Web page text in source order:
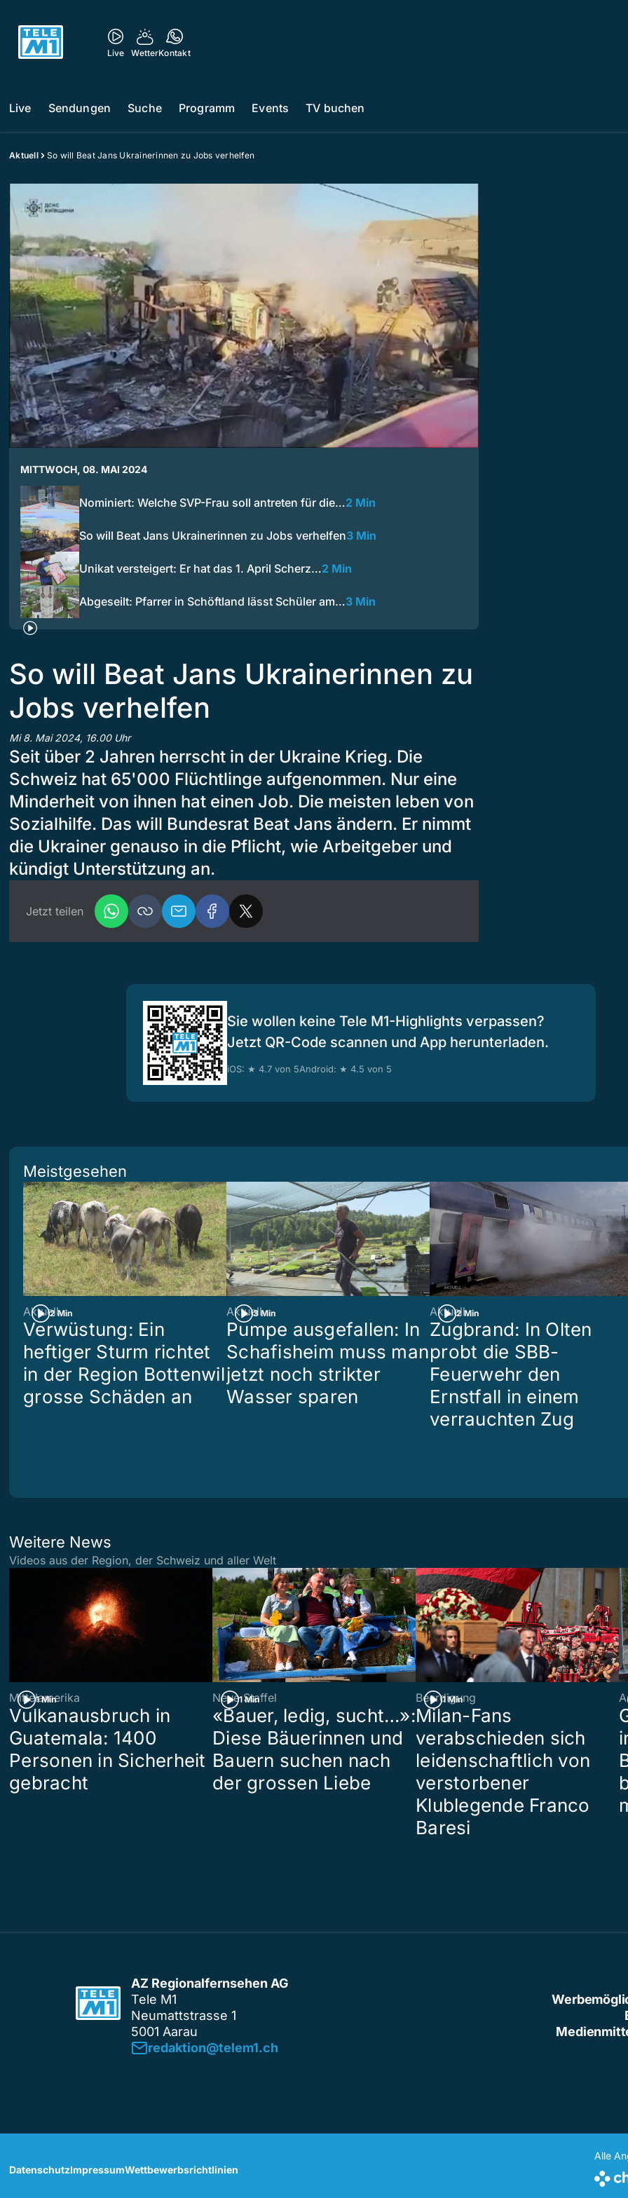
Live WetterKontakt
Live Sendungen Suche Programm Events TV buchen
Aktuell So will Beat Jans Ukrainerinnen zu Jobs verhelfen
MITTWOCH, 08. MAI 2024
Nominiert: Welche SVP-Frau soll antreten für die…2 Min
So will Beat Jans Ukrainerinnen zu Jobs verhelfen3 Min
Unikat versteigert: Er hat das 1. April Scherz…2 Min
Abgeseilt: Pfarrer in Schöftland lässt Schüler am…3 Min
So will Beat Jans Ukrainerinnen zu
Jobs verhelfen
Mi 8. Mai 2024, 16.00 Uhr
Seit über 2 Jahren herrscht in der Ukraine Krieg. Die
Schweiz hat 65'000 Flüchtlinge aufgenommen. Nur eine
Minderheit von ihnen hat einen Job. Die meisten leben von
Sozialhilfe. Das will Bundesrat Beat Jans ändern. Er nimmt
die Ukrainer genauso in die Pflicht, wie Arbeitgeber und
kündigt Unterstützung an.
Jetzt teilen
Sie wollen keine Tele M1-Highlights verpassen?
Jetzt QR-Code scannen und App herunterladen.
iOS: ★ 4.7 von 5Android: ★ 4.5 von 5
Meistgesehen
2 Min
Aktuell
Verwüstung: Ein
heftiger Sturm richtet
in der Region Bottenwil
grosse Schäden an
3 Min
Aktuell
Pumpe ausgefallen: In
Schafisheim muss man
jetzt noch strikter
Wasser sparen
2 Min
Aktuell
Zugbrand: In Olten
probt die SBB-
Feuerwehr den
Ernstfall in einem
verrauchten Zug
Weitere News
Videos aus der Region, der Schweiz und aller Welt
1 Min
Mittelamerika
Vulkanausbruch in
Guatemala: 1400
Personen in Sicherheit
gebracht
1 Min
Neue Staffel
«Bauer, ledig, sucht…»:
Diese Bäuerinnen und
Bauern suchen nach
der grossen Liebe
1 Min
Beerdigung
Milan-Fans
verabschieden sich
leidenschaftlich von
verstorbener
Klublegende Franco
Baresi
AZ Regionalfernsehen AG
Tele M1
Neumattstrasse 1
5001 Aarau
redaktion@telem1.ch
DatenschutzImpressumWettbewerbsrichtlinien
Alle